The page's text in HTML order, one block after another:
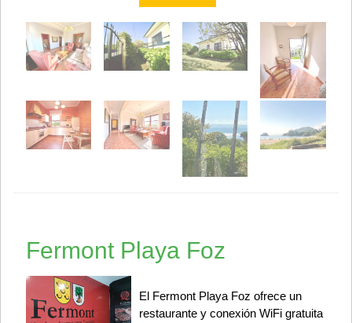
Fermont Playa Foz
El Fermont Playa Foz ofrece un
restaurante y conexión WiFi gratuita